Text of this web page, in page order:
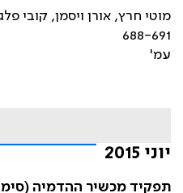
מוטי חרץ, אורן ויסמן, קובי
688-691
עמ'
יוני 2015
תפקיד מכשיר ההדמיה